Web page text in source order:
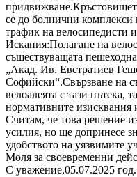
се до болнични
трафик на велосипедисти
Искания:Полагане на
съществуващата
„Акад. Ив. Евстратиев
Софийски“.Свързване на
велоалеята с тази пътека,
нормативните изисквания
Считам, че това решение
усилия, но ще допринесе
удобството на уязвимите
Моля за своевременни
С уважение,05.07.2025 год.